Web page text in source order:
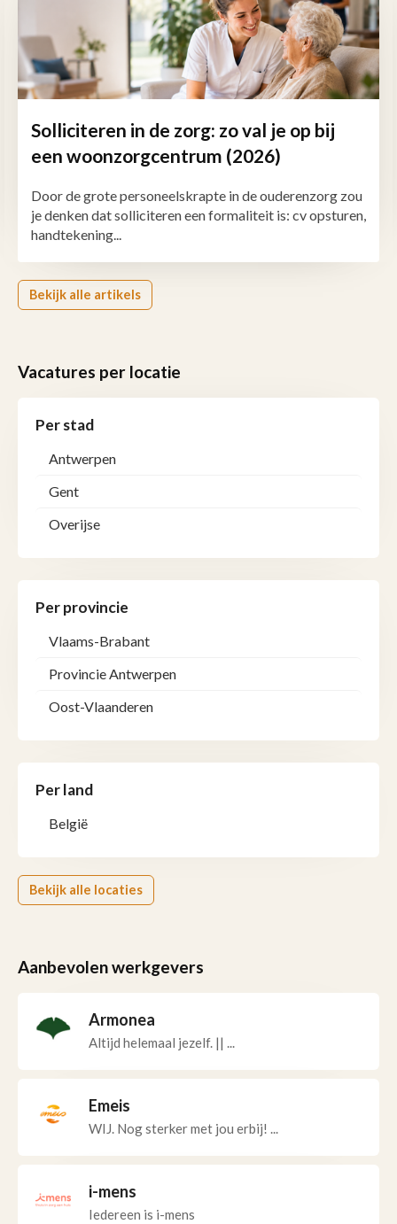
Solliciteren in de zorg: zo val je op bij
een woonzorgcentrum (2026)
Door de grote personeelskrapte in de ouderenzorg zou
je denken dat solliciteren een formaliteit is: cv opsturen,
handtekening...
Bekijk alle artikels
Vacatures per locatie
Per stad
Antwerpen
Gent
Overijse
Per provincie
Vlaams-Brabant
Provincie Antwerpen
Oost-Vlaanderen
Per land
België
Bekijk alle locaties
Aanbevolen werkgevers
Armonea
Altijd helemaal jezelf. || ...
Emeis
WIJ. Nog sterker met jou erbij! ...
i-mens
Iedereen is i-mens